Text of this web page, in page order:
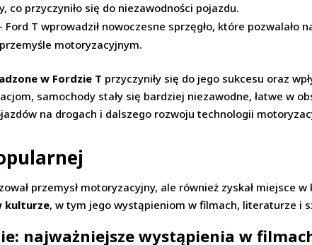
co przyczyniło się do niezawodności pojazdu.
Ford T wprowadził nowoczesne sprzęgło, które pozwalało
motoryzacyjnym.
w Fordzie T przyczyniły się do jego sukcesu oraz
samochody stały się bardziej niezawodne, łatwe w
na drogach i dalszego rozwoju technologii
przemysł motoryzacyjny, ale również zyskał miejsce
kulturze, w tym jego wystąpieniom w filmach, literaturze i
najważniejsze wystąpienia w